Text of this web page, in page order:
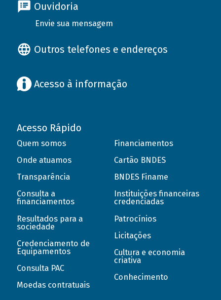
Ouvidoria
Envie sua mensagem
Outros telefones e endereços
Acesso à informação
Acesso Rápido
Quem somos
Onde atuamos
Transparência
Consulta a
financiamentos
Resultados para a
sociedade
Credenciamento de
Equipamentos
Consulta PAC
Moedas contratuais
Financiamentos
Cartão BNDES
BNDES Finame
Instituições financeiras
credenciadas
Patrocínios
Licitações
Cultura e economia
criativa
Conhecimento